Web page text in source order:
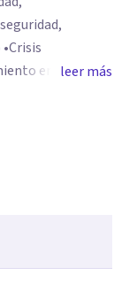
emocional
familiares,
sociales.
leer más